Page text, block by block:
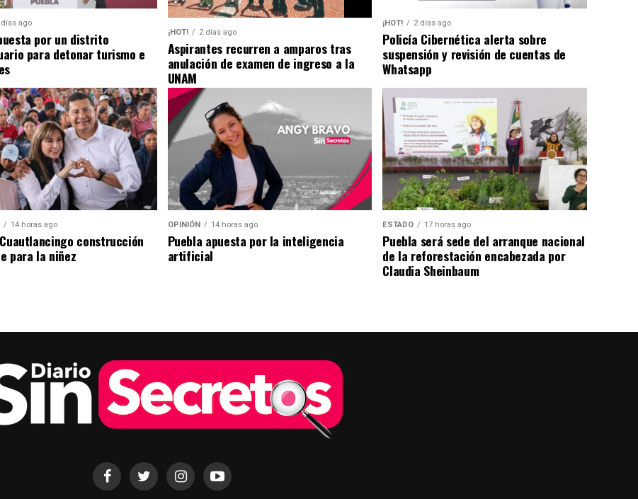
días ago
por un distrito
para detonar turismo e
¡HOT! 2 días ago
Aspirantes recurren a amparos tras
anulación de examen de ingreso a la
UNAM
¡HOT! 2 días ago
Policía Cibernética alerta sobre
suspensión y revisión de cuentas de
Whatsapp
14 horas ago
construcción
para la niñez
OPINIÓN 14 horas ago
Puebla apuesta por la inteligencia
artificial
ESTADO 17 horas ago
Puebla será sede del arranque nacional
de la reforestación encabezada por
Claudia Sheinbaum